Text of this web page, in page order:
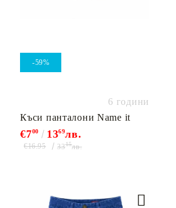
-59%
6 години
Къси панталони Name it
€700 1369лв.
€16.95 3315лв.